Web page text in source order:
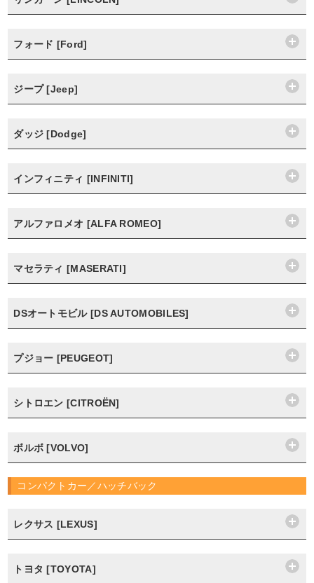
フォード [Ford]
ジープ [Jeep]
ダッジ [Dodge]
インフィニティ [INFINITI]
アルファロメオ [ALFA ROMEO]
マセラティ [MASERATI]
DSオートモビル [DS AUTOMOBILES]
プジョー [PEUGEOT]
シトロエン [CITROËN]
ボルボ [VOLVO]
コンパクトカー／ハッチバック
レクサス [LEXUS]
トヨタ [TOYOTA]